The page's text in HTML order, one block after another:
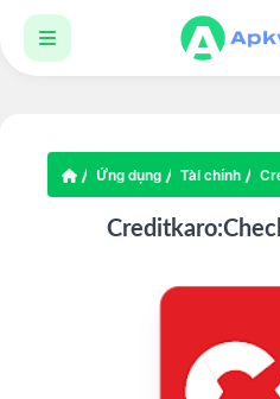
Ứng dụng Tài chính